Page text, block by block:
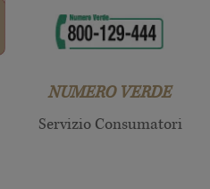
NUMERO VERDE
Servizio Consumatori